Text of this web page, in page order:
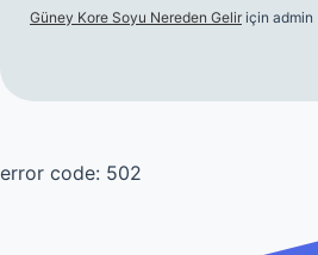
Güney Kore Soyu Nereden Gelir için admin
error code: 502